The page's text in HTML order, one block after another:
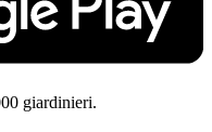
giardinieri.